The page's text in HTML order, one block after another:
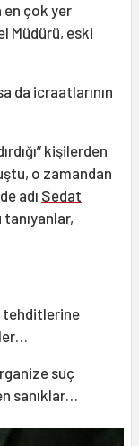
en çok yer
Müdürü, eski
da icraatlarının
kişilerden
o zamandan
adı Sedat
tanıyanlar,
tehditlerine
suç
sanıklar…